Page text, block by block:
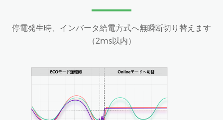
停電発生時、インバータ給電方式へ無瞬断切り替えます
（2ms以内）